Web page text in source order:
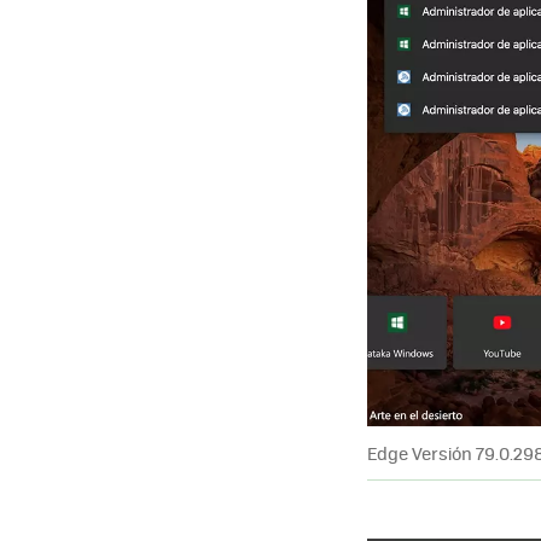
Edge Versión